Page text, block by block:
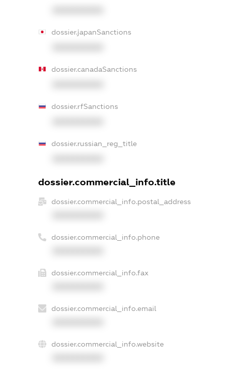
dossier.japanSanctions
dossier.canadaSanctions
dossier.rfSanctions
dossier.russian_reg_title
dossier.commercial_info.title
dossier.commercial_info.postal_address
dossier.commercial_info.phone
dossier.commercial_info.fax
dossier.commercial_info.email
dossier.commercial_info.website